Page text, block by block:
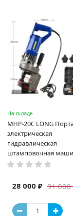
На складе
MHP-20C LONG
электрическая
гидравлическая
штамповочная
высокая мощность
машина
31 000
28 000 ₽